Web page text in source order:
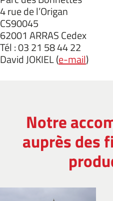
4 rue de l’Origan
CS90045
62001 ARRAS Cedex
Tél : 03 21 58 44 22
David JOKIEL (e-mail)
Notre
auprès des